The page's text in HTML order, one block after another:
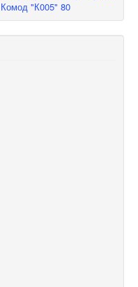
Комод "К005" 80